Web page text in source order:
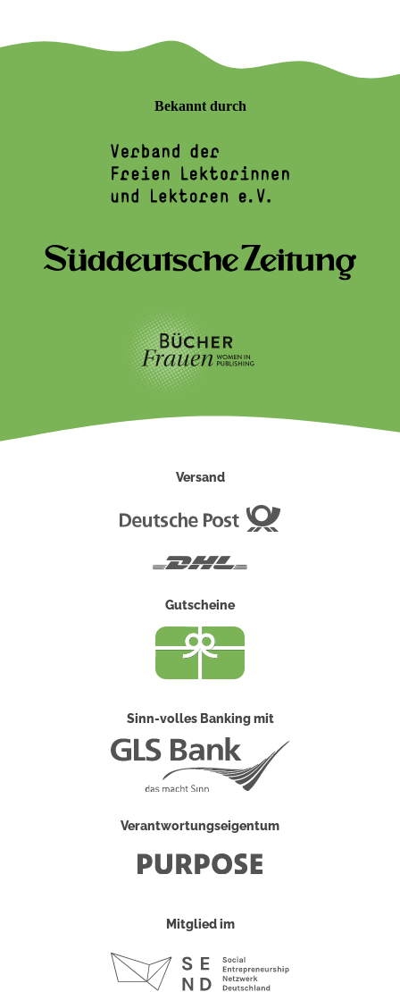
Bekannt durch
Versand
Gutscheine
Sinn-volles Banking mit
Verantwortungseigentum
Mitglied im